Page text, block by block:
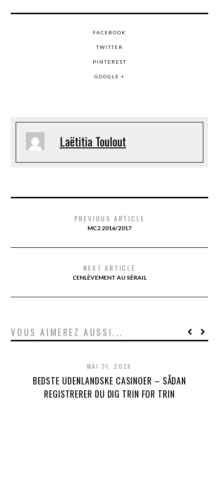
FACEBOOK
TWITTER
PINTEREST
GOOGLE +
Laëtitia Toulout
PREVIOUS ARTICLE
MC2 2016/2017
NEXT ARTICLE
L’ENLÈVEMENT AU SÉRAIL
VOUS AIMEREZ AUSSI...
MAI 31, 2026
BEDSTE UDENLANDSKE CASINOER – SÅDAN
REGISTRERER DU DIG TRIN FOR TRIN